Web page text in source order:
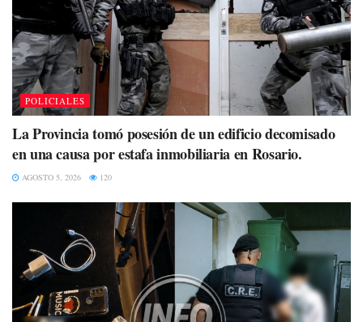
POLICIALES
La Provincia tomó posesión de un edificio decomisado
en una causa por estafa inmobiliaria en Rosario.
AGOSTO 5, 2026 120